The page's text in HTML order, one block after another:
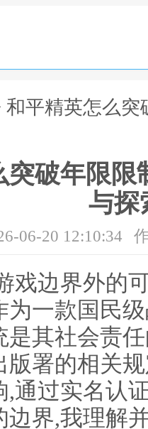
和平精英怎么
突破年限限
与探
06-20 12:10:34
戏边界外的
为一款国民
是其社会责
版署的相关
,通过实名认
边界,我理解